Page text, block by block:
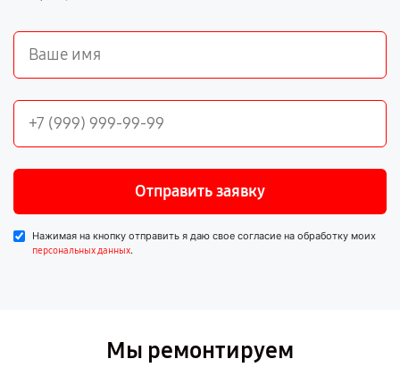
Отправить заявку
Нажимая на кнопку отправить я даю свое согласие на обработку моих
персональных данных.
Мы ремонтируем